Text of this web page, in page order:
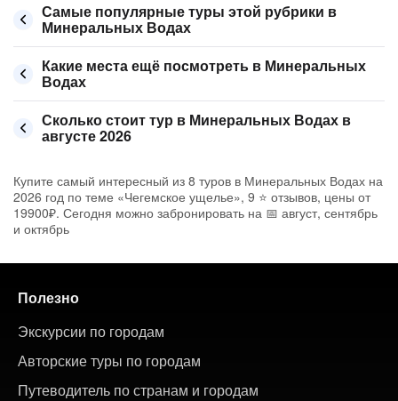
Самые популярные туры этой рубрики в
Минеральных Водах
Какие места ещё посмотреть в Минеральных
Водах
Сколько стоит тур в Минеральных Водах в
августе 2026
Купите самый интересный из 8 туров в Минеральных Водах на
2026 год по теме «Чегемское ущелье», 9 ⭐ отзывов, цены от
19900₽. Сегодня можно забронировать на 📅 август, сентябрь
и октябрь
Полезно
Экскурсии по городам
Авторские туры по городам
Путеводитель по странам и городам